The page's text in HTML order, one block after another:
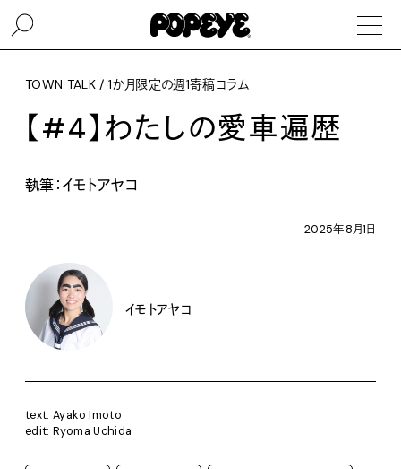
TOWN TALK / 1か月限定の週1寄稿コラム
【#4】わたしの愛車遍歴
執筆：イモトアヤコ
2025年8月1日
イモトアヤコ
text: Ayako Imoto
edit: Ryoma Uchida